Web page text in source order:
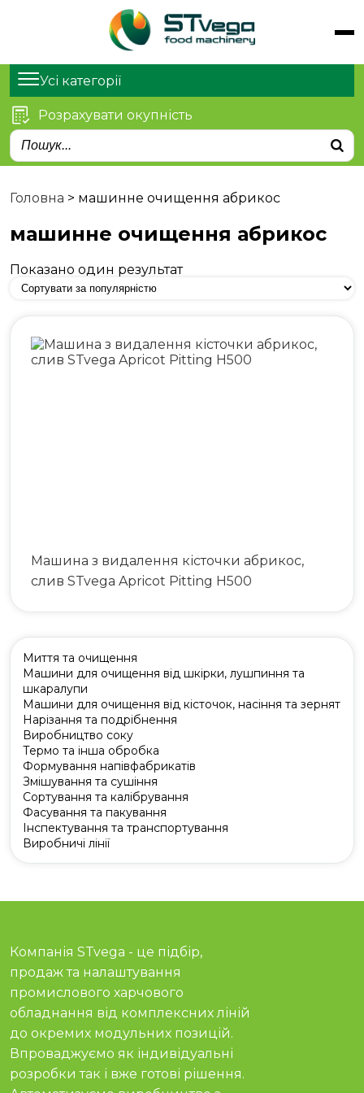
Обладнання
Продукти
Статті
Про нас
Контакти
м. Київ, просп. Степана
Бандери 21
sales@stvega.net
Усі категорії
Розрахувати окупність
Головна > машинне очищення абрикос
машинне очищення абрикос
Показано один результат
Машина з видалення кісточки абрикос,
слив STvega Apricot Pitting H500
Миття та очищення
Машини для очищення від шкірки, лушпиння та
шкаралупи
Машини для очищення від кісточок, насіння та зернят
Нарізання та подрібнення
Виробництво соку
Термо та інша обробка
Формування напівфабрикатів
Змішування та сушіння
Сортування та калібрування
Фасування та пакування
Інспектування та транспортування
Виробничі лінії
Компанія STvega - це підбір,
продаж та налаштування
промислового харчового
обладнання від комплексних ліній
до окремих модульних позицій.
Впроваджуємо як індивідуальні
розробки так і вже готові рішення.